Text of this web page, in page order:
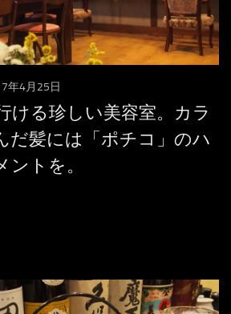
年4月25日
ける珍しい美容室。カラ
だ髪には「ポチコ」のハ
ントを。